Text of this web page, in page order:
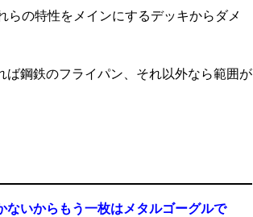
らの特性をメインにするデッキからダメ
鋼鉄のフライパン、それ以外なら範囲が
ないからもう一枚はメタルゴーグルで